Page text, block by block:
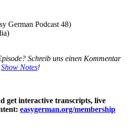
German Podcast 48)
Schreib uns einen Kommentar
Show Notes!
get interactive transcripts, live
easygerman.org/membership